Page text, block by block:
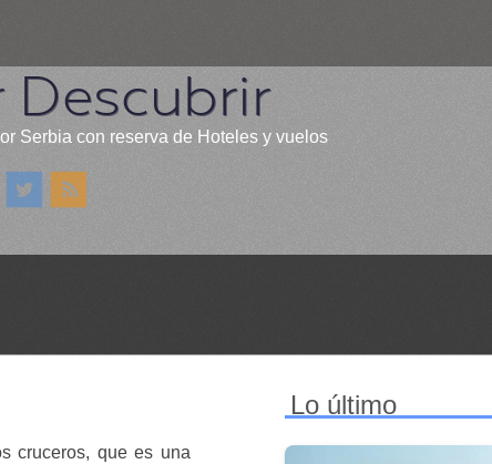
Descubrir
Serbia con reserva de Hoteles y vuelos
cruceros, que es una
Lo último